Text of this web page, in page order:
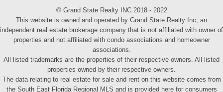
© Grand State Realty INC 2018 - 2022
This website is owned and operated by Grand State Realty Inc, an
independent real estate brokerage company that is not affiliated with owner of
properties and not affiliated with condo associations and homeowner
associations.
All listed trademarks are the properties of their respective owners. All listed
properties owned by their respective owners.
The data relating to real estate for sale and rent on this website comes from
the South East Florida Regional MLS and is provided here for consumers